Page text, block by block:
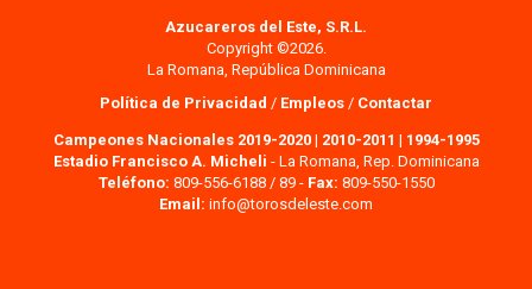
Azucareros del Este, S.R.L.
Copyright ©2026.
La Romana, República Dominicana
Política de Privacidad / Empleos / Contactar
Campeones Nacionales 2019-2020| 2010-2011 | 1994-1995
Estadio Francisco A. Micheli - La Romana, Rep. Dominicana
Teléfono: 809-556-6188 / 89 - Fax: 809-550-1550
Email: info@torosdeleste.com